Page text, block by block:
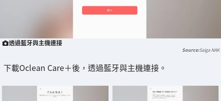
透過藍牙與主機連接
Saiga NAK
下載Oclean Care＋後，透過藍牙與主機連接。